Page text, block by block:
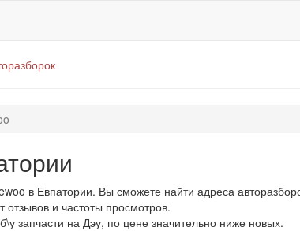
в Евпатории. Вы сможете найти адреса
отзывов и частоты просмотров.
запчасти на Дэу, по цене значительно ниже новых.